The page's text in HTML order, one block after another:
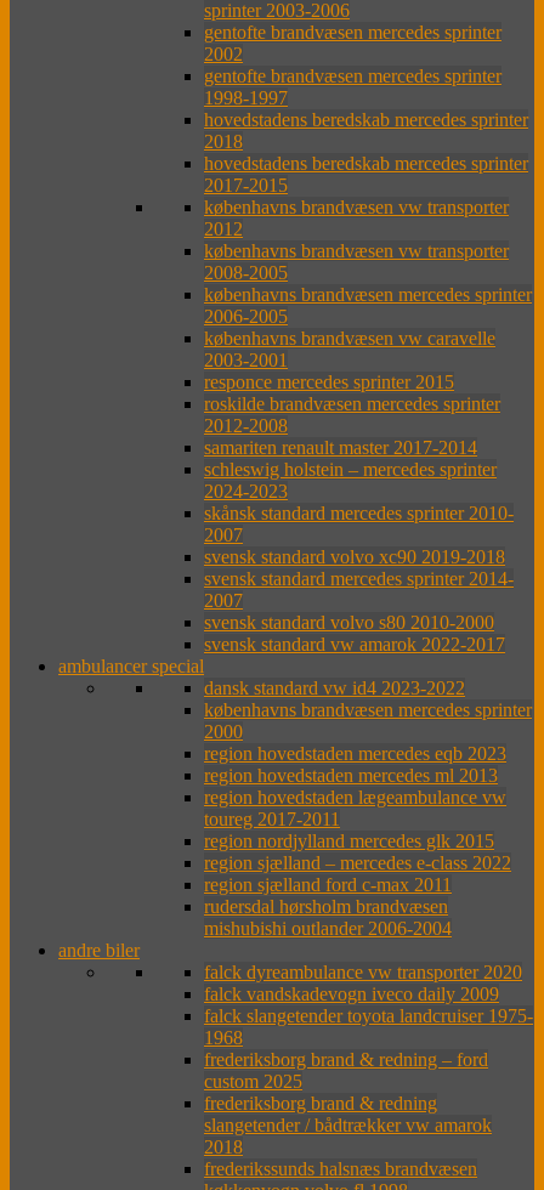
sprinter 2003-2006
gentofte brandvæsen mercedes sprinter
2002
gentofte brandvæsen mercedes sprinter
1998-1997
hovedstadens beredskab mercedes sprinter
2018
hovedstadens beredskab mercedes sprinter
2017-2015
københavns brandvæsen vw transporter
2012
københavns brandvæsen vw transporter
2008-2005
københavns brandvæsen mercedes sprinter
2006-2005
københavns brandvæsen vw caravelle
2003-2001
responce mercedes sprinter 2015
roskilde brandvæsen mercedes sprinter
2012-2008
samariten renault master 2017-2014
schleswig holstein – mercedes sprinter
2024-2023
skånsk standard mercedes sprinter 2010-
2007
svensk standard volvo xc90 2019-2018
svensk standard mercedes sprinter 2014-
2007
svensk standard volvo s80 2010-2000
svensk standard vw amarok 2022-2017
ambulancer special
dansk standard vw id4 2023-2022
københavns brandvæsen mercedes sprinter
2000
region hovedstaden mercedes eqb 2023
region hovedstaden mercedes ml 2013
region hovedstaden lægeambulance vw
toureg 2017-2011
region nordjylland mercedes glk 2015
region sjælland – mercedes e-class 2022
region sjælland ford c-max 2011
rudersdal hørsholm brandvæsen
mishubishi outlander 2006-2004
andre biler
falck dyreambulance vw transporter 2020
falck vandskadevogn iveco daily 2009
falck slangetender toyota landcruiser 1975-
1968
frederiksborg brand & redning – ford
custom 2025
frederiksborg brand & redning
slangetender / bådtrækker vw amarok
2018
frederikssunds halsnæs brandvæsen